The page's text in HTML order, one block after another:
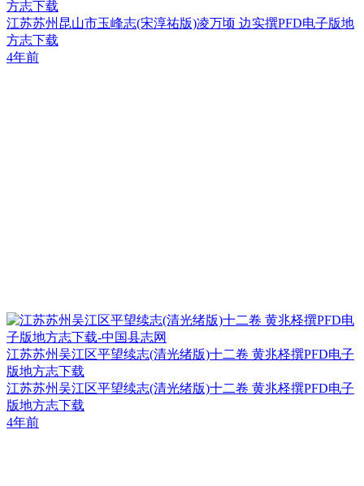
方志下载
江苏苏州昆山市玉峰志(宋淳祐版)凌万顷 边实撰PFD电子版地
方志下载
4年前
江苏苏州吴江区平望续志(清光绪版)十二卷 黄兆柽撰PFD电子
版地方志下载
江苏苏州吴江区平望续志(清光绪版)十二卷 黄兆柽撰PFD电子
版地方志下载
4年前